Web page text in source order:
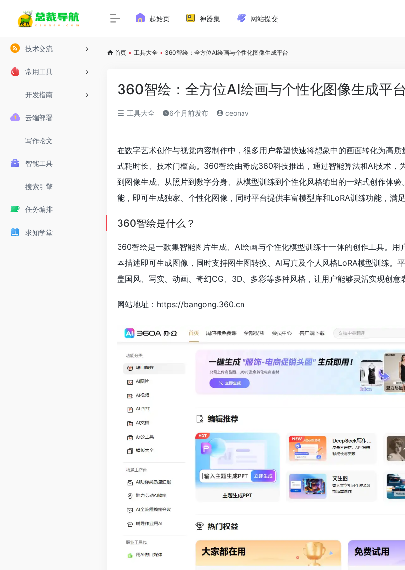
技术交流
常用工具
开发指南
云端部署
写作论文
智能工具
搜索引擎
任务编排
求知学堂
起始页 神器集 网站提交
首页 • 工具大全 • 360智绘：全方位AI绘画与个性化图像生成平台
360智绘：全方位AI绘画与个性化图像生成平台
工具大全 6个月前发布 ceonav
在数字艺术创作与视觉内容制作中，很多用户希望快速将想象中的画面转化为高质
式耗时长、技术门槛高。360智绘由奇虎360科技推出，通过智能算法和AI技术，
到图像生成、从照片到数字分身、从模型训练到个性化风格输出的一站式创作体验
能，即可生成独家、个性化图像，同时平台提供丰富模型库和LoRA训练功能，满
360智绘是什么？
360智绘是一款集智能图片生成、AI绘画与个性化模型训练于一体的创作工具。用
本描述即可生成图像，同时支持图生图转换、AI写真及个人风格LoRA模型训练。
盖国风、写实、动画、奇幻CG、3D、多彩等多种风格，让用户能够灵活实现创意
网站地址：https://bangong.360.cn